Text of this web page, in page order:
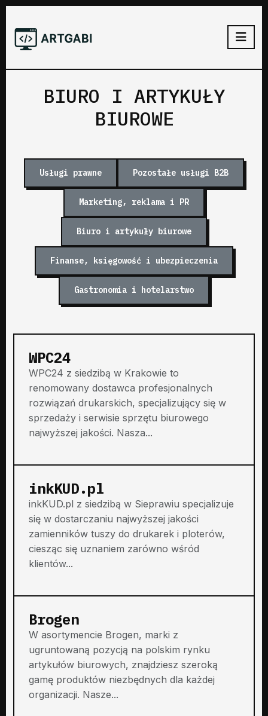
BIURO I ARTYKUŁY
BIUROWE
Usługi prawne Pozostałe usługi B2B
Marketing, reklama i PR
Biuro i artykuły biurowe
Finanse, księgowość i ubezpieczenia
Gastronomia i hotelarstwo
WPC24
WPC24 z siedzibą w Krakowie to
renomowany dostawca profesjonalnych
rozwiązań drukarskich, specjalizujący się w
sprzedaży i serwisie sprzętu biurowego
najwyższej jakości. Nasza...
inkKUD.pl
inkKUD.pl z siedzibą w Sieprawiu specjalizuje
się w dostarczaniu najwyższej jakości
zamienników tuszy do drukarek i ploterów,
ciesząc się uznaniem zarówno wśród
klientów...
Brogen
W asortymencie Brogen, marki z
ugruntowaną pozycją na polskim rynku
artykułów biurowych, znajdziesz szeroką
gamę produktów niezbędnych dla każdej
organizacji. Nasze...